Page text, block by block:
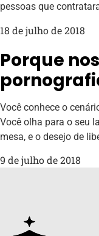
pessoas que
18 de julho de 2018
Porque
Você conhece o
Você olha para o seu
mesa, e o desejo de
9 de julho de 2018